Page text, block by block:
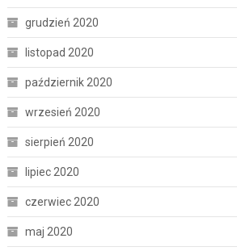
grudzień 2020
listopad 2020
październik 2020
wrzesień 2020
sierpień 2020
lipiec 2020
czerwiec 2020
maj 2020